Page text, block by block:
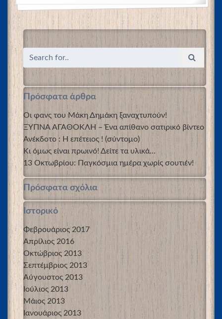
Πρόσφατα άρθρα
Οι φανς του Μάκη Δημάκη ξαναχτυπούν!
ΞΥΠΝΑ ΑΓΑΘΟΚΛΗ – Ένα απίθανο σατιρικό βίντεο
Ανέκδοτο : Η επέτειος ! (σύντομο)
Κι όμως είναι πρωινό! Δείτε τα υλικά…
13 Οκτωβρίου: Παγκόσμια ημέρα χωρίς σουτιέν!
Πρόσφατα σχόλια
Ιστορικό
Φεβρουάριος 2017
Απρίλιος 2016
Οκτώβριος 2013
Σεπτέμβριος 2013
Αύγουστος 2013
Ιούλιος 2013
Μάιος 2013
Ιανουάριος 2013